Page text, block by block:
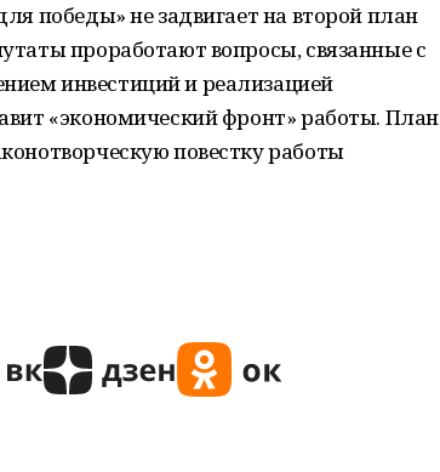
победы» не задвигает на второй план
проработают вопросы, связанные с
инвестиций и реализацией
«экономический фронт» работы. План
повестку работы